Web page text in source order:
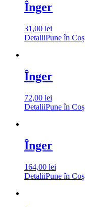
Înger
31,00 lei
DetaliiPune în Coș
Înger
72,00 lei
DetaliiPune în Coș
Înger
164,00 lei
DetaliiPune în Coș